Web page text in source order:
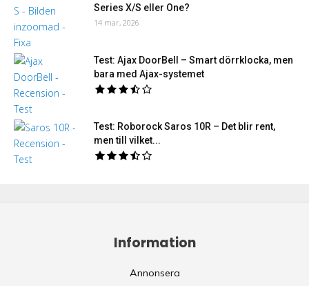
Series X/S eller One?
14 mar, 2026
Test: Ajax DoorBell – Smart dörrklocka, men
bara med Ajax-systemet
Test: Roborock Saros 10R – Det blir rent,
men till vilket...
Information
Annonsera